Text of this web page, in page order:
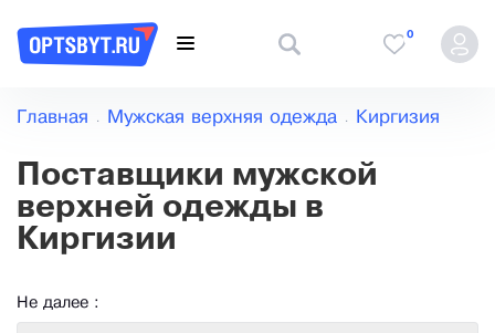
0
Главная Мужская верхняя одежда Киргизия
Поставщики мужской
верхней одежды в
Киргизии
Не далее :